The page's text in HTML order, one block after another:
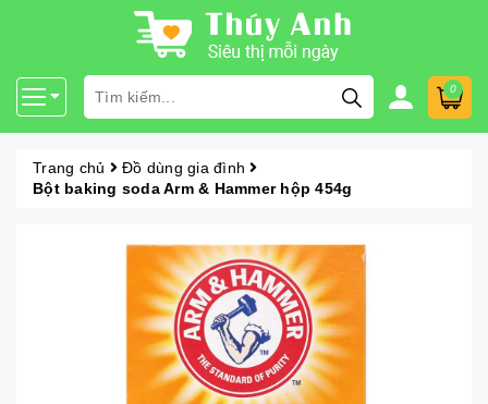
0
Trang chủ
Đồ dùng gia đình
Bột baking soda Arm & Hammer hộp 454g